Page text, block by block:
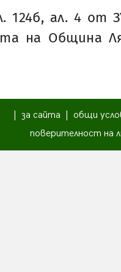
124б, ал. 4
на Община
за сайта
общи
поверителност на